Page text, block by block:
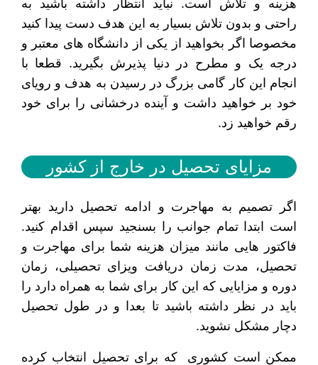
هزینه و تلاش است. نباید انتظار داشته باشید به
راحتی و بدون تلاش بسیار به این هدف دست پیدا کنید
مخصوصا اگر بخواهید از یکی از دانشگاه های معتبر و
درجه یک و مطرح در دنیا پذیرش بگیرید. قطعا با
انجام این کار گامی بزرگ در رسیدن به هدف و رویای
خود بر خواهید داشت و آینده درخشانی را برای خود
رقم خواهید زد‌.
مزایای تحصیل در خارج از کشور
اگر تصمیم به مهاجرت و ادامه تحصیل دارید بهتر
است ابتدا تمام جوانب را بسنجید سپس اقدام کنید.
فاکتور هایی مانند میزان هزینه شما برای مهاجرت و
تحصیل، مدت زمان دریافت ویزای تحصیلی، زمان
دوره و مزایایی که این کار برای شما به همراه دارد را
باید در نظر داشته باشید تا بعدا و در طول تحصیل
دچار مشکل نشوید.
ممکن است کشوری که برای تحصیل انتخاب کرده